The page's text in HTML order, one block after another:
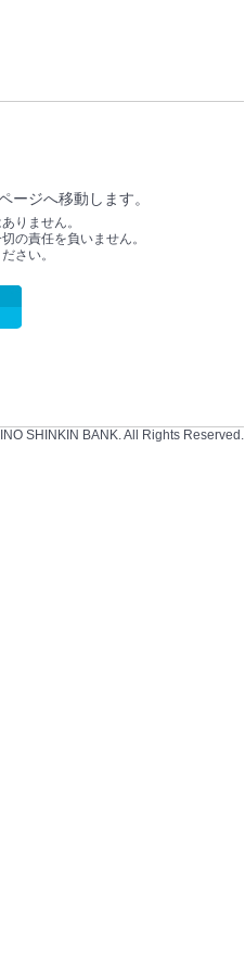
ージへ移動します。
りません。
の責任を負いません。
さい。
SHINKIN BANK. All Rights Reserved.